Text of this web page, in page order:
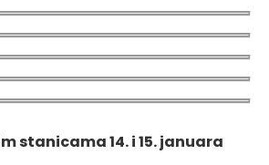
stanicama 14. i 15. januara